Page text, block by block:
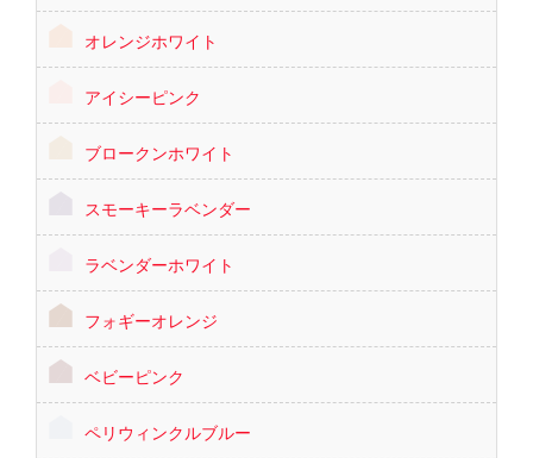
オレンジホワイト
アイシーピンク
ブロークンホワイト
スモーキーラベンダー
ラベンダーホワイト
フォギーオレンジ
ベビーピンク
ペリウィンクルブルー